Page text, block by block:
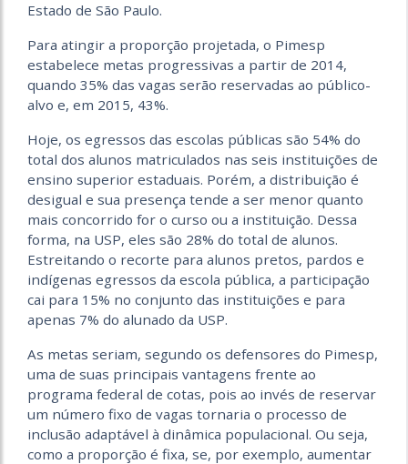
Estado de São Paulo.
Para atingir a proporção projetada, o Pimesp
estabelece metas progressivas a partir de 2014,
quando 35% das vagas serão reservadas ao público-
alvo e, em 2015, 43%.
Hoje, os egressos das escolas públicas são 54% do
total dos alunos matriculados nas seis instituições de
ensino superior estaduais. Porém, a distribuição é
desigual e sua presença tende a ser menor quanto
mais concorrido for o curso ou a instituição. Dessa
forma, na USP, eles são 28% do total de alunos.
Estreitando o recorte para alunos pretos, pardos e
indígenas egressos da escola pública, a participação
cai para 15% no conjunto das instituições e para
apenas 7% do alunado da USP.
As metas seriam, segundo os defensores do Pimesp,
uma de suas principais vantagens frente ao
programa federal de cotas, pois ao invés de reservar
um número fixo de vagas tornaria o processo de
inclusão adaptável à dinâmica populacional. Ou seja,
como a proporção é fixa, se, por exemplo, aumentar